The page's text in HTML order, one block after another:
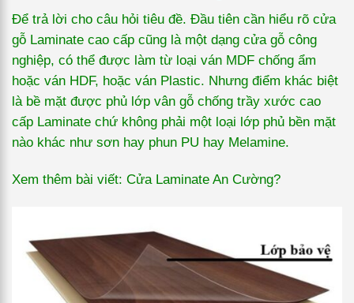
Để trả lời cho câu hỏi tiêu đề. Đầu tiên cần hiểu rõ cửa
gỗ Laminate cao cấp cũng là một dạng cửa gỗ công
nghiệp, có thể được làm từ loại ván MDF chống ẩm
hoặc ván HDF, hoặc ván Plastic. Nhưng điểm khác biệt
là bề mặt được phủ lớp vân gỗ chống trầy xước cao
cấp Laminate chứ không phải một loại lớp phủ bền mặt
nào khác như sơn hay phun PU hay Melamine.
Xem thêm bài viết: Cửa Laminate An Cường?